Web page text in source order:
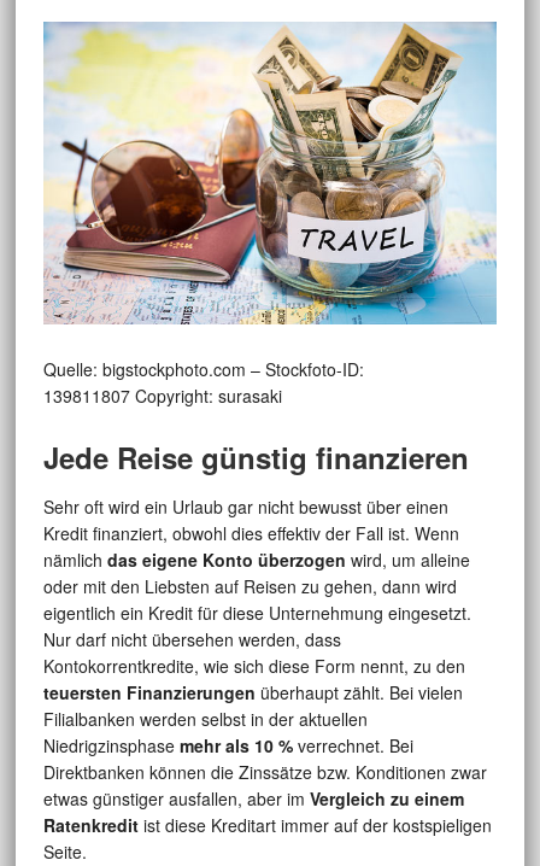
Quelle: bigstockphoto.com – Stockfoto-ID:
139811807 Copyright: surasaki
Jede Reise günstig finanzieren
Sehr oft wird ein Urlaub gar nicht bewusst über einen
Kredit finanziert, obwohl dies effektiv der Fall ist. Wenn
nämlich das eigene Konto überzogen wird, um alleine
oder mit den Liebsten auf Reisen zu gehen, dann wird
eigentlich ein Kredit für diese Unternehmung eingesetzt.
Nur darf nicht übersehen werden, dass
Kontokorrentkredite, wie sich diese Form nennt, zu den
teuersten Finanzierungen überhaupt zählt. Bei vielen
Filialbanken werden selbst in der aktuellen
Niedrigzinsphase mehr als 10 %verrechnet. Bei
Direktbanken können die Zinssätze bzw. Konditionen zwar
etwas günstiger ausfallen, aber im Vergleich zu einem
Ratenkreditist diese Kreditart immer auf der kostspieligen
Seite.